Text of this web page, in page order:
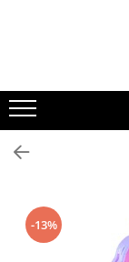
-13%